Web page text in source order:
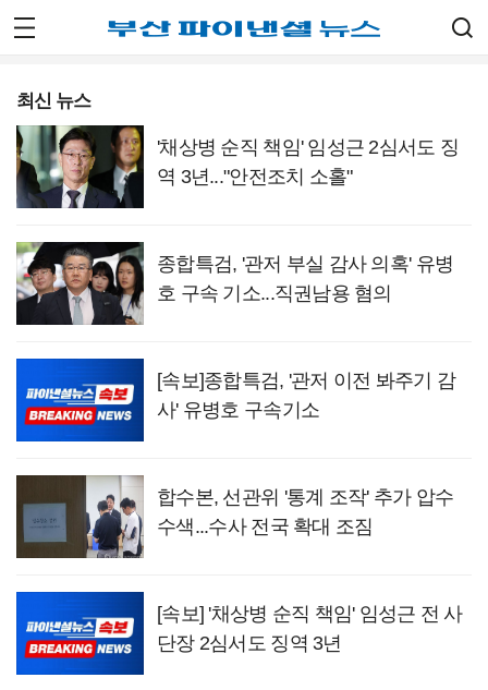
최신 뉴스
'채상병 순직 책임' 임성근 2심서도 징
역 3년..."안전조치 소홀"
종합특검, '관저 부실 감사 의혹' 유병
호 구속 기소...직권남용 혐의
[속보]종합특검, '관저 이전 봐주기 감
사' 유병호 구속기소
합수본, 선관위 '통계 조작' 추가 압수
수색...수사 전국 확대 조짐
[속보] '채상병 순직 책임' 임성근 전 사
단장 2심서도 징역 3년